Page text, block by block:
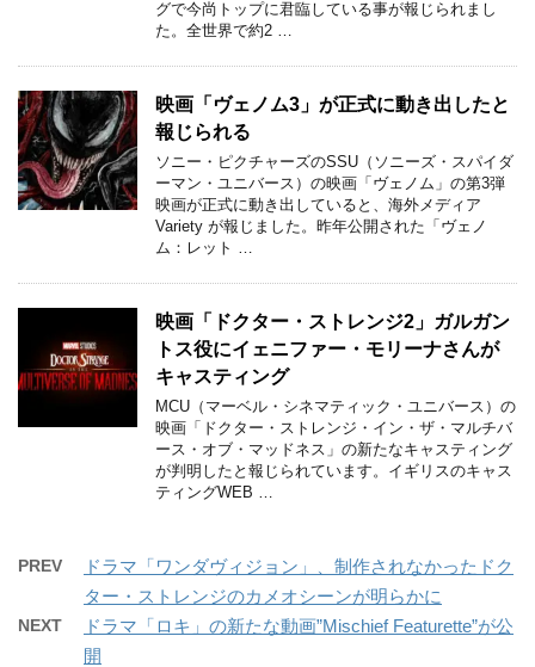
グで今尚トップに君臨している事が報じられまし
た。全世界で約2 …
映画「ヴェノム3」が正式に動き出したと
報じられる
ソニー・ピクチャーズのSSU（ソニーズ・スパイダ
ーマン・ユニバース）の映画「ヴェノム」の第3弾
映画が正式に動き出していると、海外メディア
Variety が報じました。昨年公開された「ヴェノ
ム：レット …
映画「ドクター・ストレンジ2」ガルガン
トス役にイェニファー・モリーナさんが
キャスティング
MCU（マーベル・シネマティック・ユニバース）の
映画「ドクター・ストレンジ・イン・ザ・マルチバ
ース・オブ・マッドネス」の新たなキャスティング
が判明したと報じられています。イギリスのキャス
ティングWEB …
PREV
ドラマ「ワンダヴィジョン」、制作されなかったドク
ター・ストレンジのカメオシーンが明らかに
NEXT
ドラマ「ロキ」の新たな動画”Mischief Featurette”が公
開